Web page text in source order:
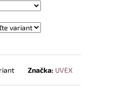
Značka: UVEX